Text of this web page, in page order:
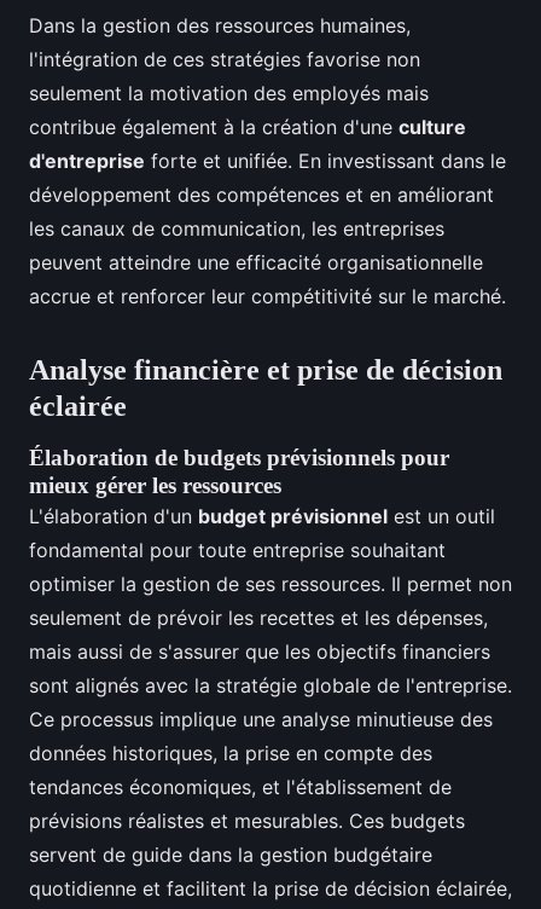
Dans la gestion des ressources humaines,
l'intégration de ces stratégies favorise non
seulement la motivation des employés mais
contribue également à la création d'une culture
d'entreprise forte et unifiée. En investissant dans le
développement des compétences et en améliorant
les canaux de communication, les entreprises
peuvent atteindre une efficacité organisationnelle
accrue et renforcer leur compétitivité sur le marché.
Analyse financière et prise de décision
éclairée
Élaboration de budgets prévisionnels pour
mieux gérer les ressources
L'élaboration d'un budget prévisionnel est un outil
fondamental pour toute entreprise souhaitant
optimiser la gestion de ses ressources. Il permet non
seulement de prévoir les recettes et les dépenses,
mais aussi de s'assurer que les objectifs financiers
sont alignés avec la stratégie globale de l'entreprise.
Ce processus implique une analyse minutieuse des
données historiques, la prise en compte des
tendances économiques, et l'établissement de
prévisions réalistes et mesurables. Ces budgets
servent de guide dans la gestion budgétaire
quotidienne et facilitent la prise de décision éclairée,